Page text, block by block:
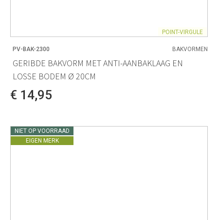
POINT-VIRGULE
PV-BAK-2300 BAKVORMEN
GERIBDE BAKVORM MET ANTI-AANBAKLAAG EN
LOSSE BODEM Ø 20CM
€ 14,95
NIET OP VOORRAAD
EIGEN MERK